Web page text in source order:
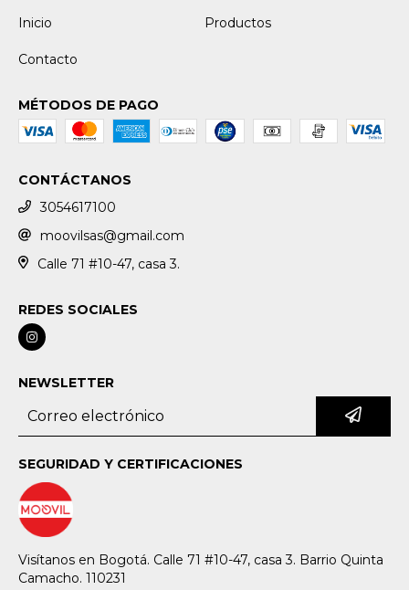
Inicio
Productos
Contacto
MÉTODOS DE PAGO
CONTÁCTANOS
3054617100
moovilsas@gmail.com
Calle 71 #10-47, casa 3.
REDES SOCIALES
NEWSLETTER
SEGURIDAD Y CERTIFICACIONES
Visítanos en Bogotá. Calle 71 #10-47, casa 3. Barrio Quinta
Camacho. 110231